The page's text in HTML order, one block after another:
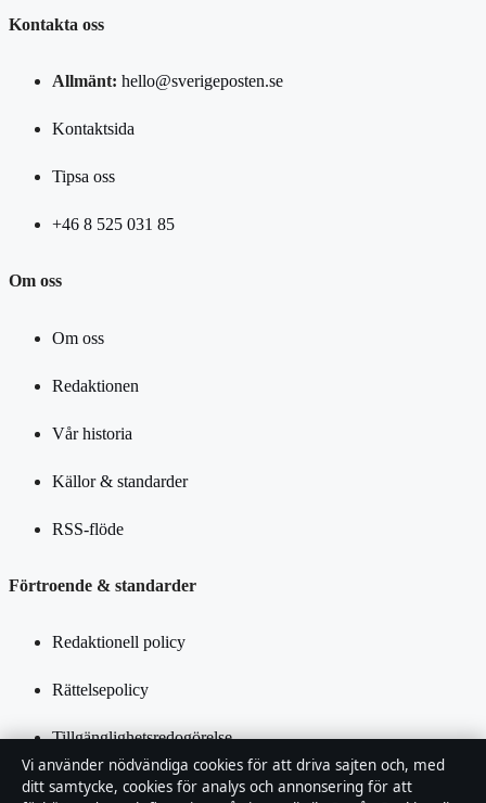
Kontakta oss
Allmänt: hello@sverigeposten.se
Kontaktsida
Tipsa oss
+46 8 525 031 85
Om oss
Om oss
Redaktionen
Vår historia
Källor & standarder
RSS-flöde
Förtroende & standarder
Redaktionell policy
Rättelsepolicy
Tillgänglighetsredogörelse
Integritetspolicy
Vi använder nödvändiga cookies för att driva sajten och, med
ditt samtycke, cookies för analys och annonsering för att